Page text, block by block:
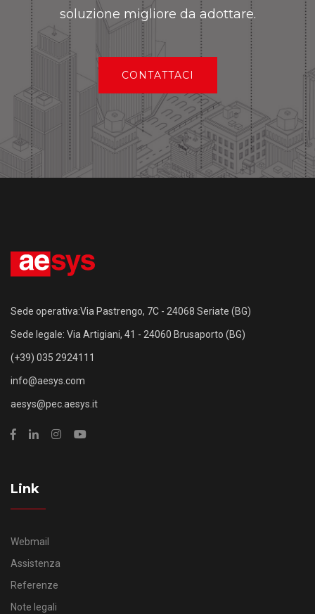
soluzione migliore da adottare.
CONTATTACI
Sede operativa:Via Pastrengo, 7C - 24068 Seriate (BG)
Sede legale: Via Artigiani, 41 - 24060 Brusaporto (BG)
(+39) 035 2924111
info@aesys.com
aesys@pec.aesys.it
Link
Webmail
Assistenza
Referenze
Note legali